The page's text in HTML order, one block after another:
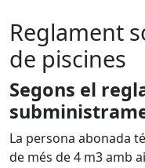
Reglament
de piscines
Segons el
La persona abonada
de més de 4 m3 amb